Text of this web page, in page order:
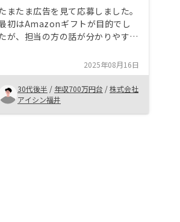
またま広告を見て応募しました。
初はAmazonギフトが目的でし
が、担当の方の話が分かりやす
スクを最小限に抑えられると言う点
やってみようと決意しました。
また、株式投資はしていたので、分
散の面でも丁度いいと思いました。
2025年08月16日
30代後半 / 年収700万円台 /株式会社
アイシン福井